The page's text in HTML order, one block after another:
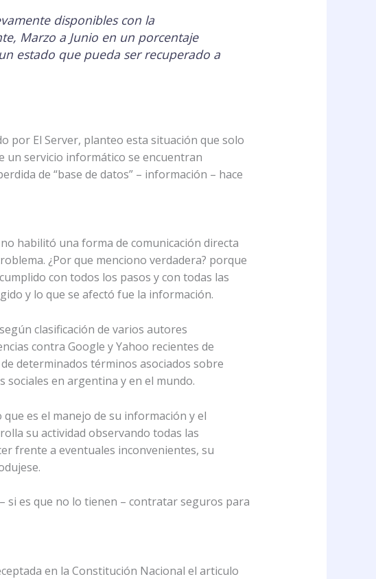
disponibles con la
Marzo a Junio en un porcentaje
estado que pueda ser recuperado a
por El Server, planteo esta situación que solo
un servicio informático se encuentran
de “base de datos” – información – hace
habilitó una forma de comunicación directa
¿Por que menciono verdadera? porque
con todos los pasos y con todas las
y lo que se afectó fue la información.
clasificación de varios autores
contra Google y Yahoo recientes de
determinados términos asociados sobre
sociales en argentina y en el mundo.
es el manejo de su información y el
su actividad observando todas las
frente a eventuales inconvenientes, su
si es que no lo tienen – contratar seguros para
en la Constitución Nacional el articulo